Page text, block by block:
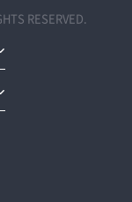
RESERVED.